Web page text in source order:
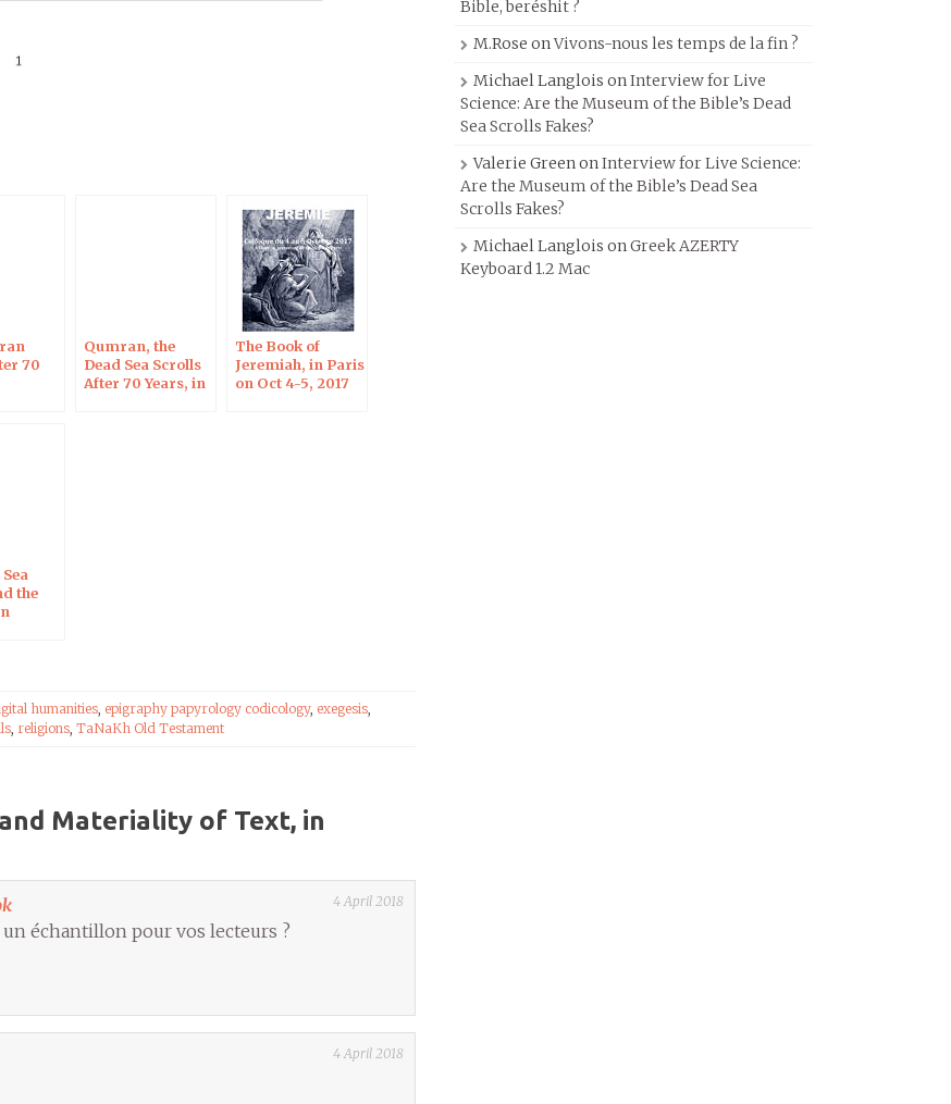
70
Qumran, the
Dead Sea Scrolls
After 70 Years, in
The Book of
Jeremiah, in Paris
on Oct 4-5, 2017
the
humanities epigraphy papyrology codicology, exegesis
religions TaNaKh Old Testament
Materiality of Text, in
4 April 2018
échantillon pour vos lecteurs ?
4 April 2018
Bible, beréshit ?
M.Rose onVivons-nous les temps de la fin ?
Michael Langlois onInterview for Live
Science: Are the Museum of the Bible’s Dead
Sea Scrolls Fakes?
Valerie GreenonInterview for Live Science:
Are the Museum of the Bible’s Dead Sea
Scrolls Fakes?
Michael Langlois onGreek AZERTY
Keyboard 1.2 Mac